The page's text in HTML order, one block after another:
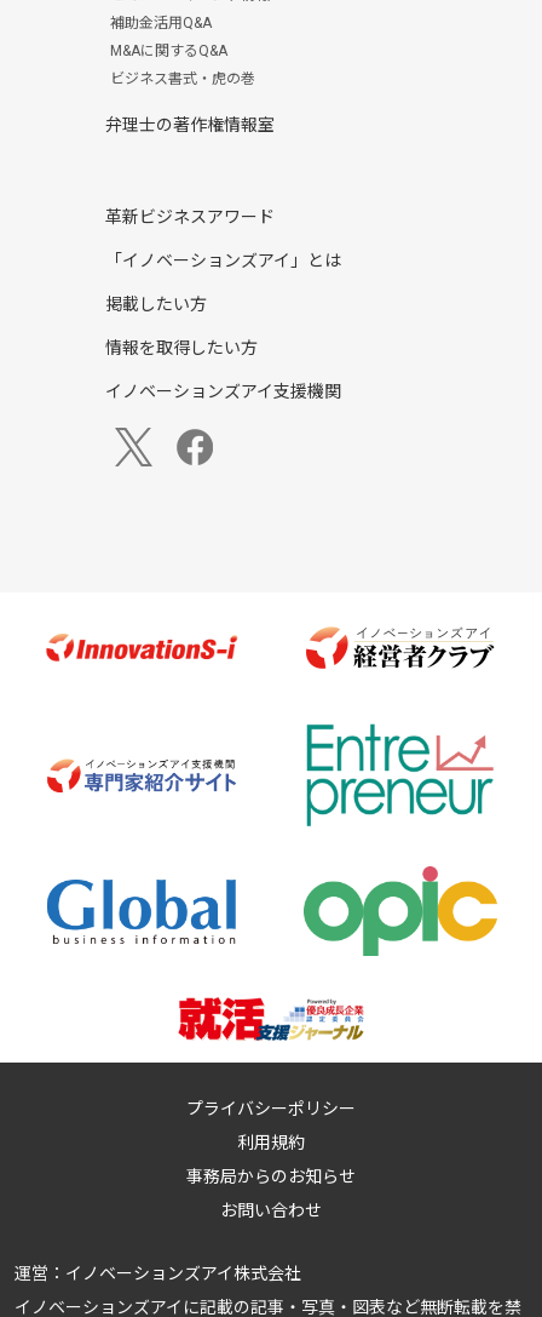
補助金活用Q&A
M&Aに関するQ&A
ビジネス書式・虎の巻
弁理士の著作権情報室
革新ビジネスアワード
「イノベーションズアイ」とは
掲載したい方
情報を取得したい方
イノベーションズアイ支援機関
プライバシーポリシー
利用規約
事務局からのお知らせ
お問い合わせ
運営： イノベーションズアイ株式会社
イノベーションズアイに記載の記事・写真・図表など無断転載を禁